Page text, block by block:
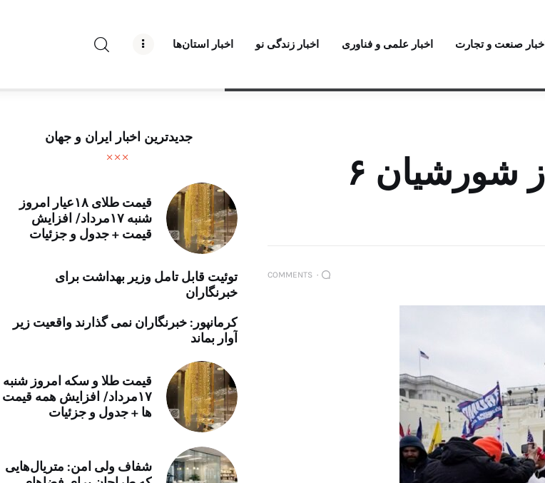
اخبار صنعت و تجارت اخبار علمی و فناوری اخبار زندگی نو اخبار استان‌ها
درباره راه‌ نو نیوز
تبلیغات راه نو نیوز
آوین دیلی
خرید موتور ایمپلنت
رد عفو ترامپ از سوی یکی از شورشیان ۶
۰ COMMENTS
جدیدترین اخبار ایران و جهان
قیمت طلای ۱۸عیار امروز
شنبه ۱۷مرداد/ افزایش
قیمت + جدول و جزئیات
توئیت قابل تامل وزیر بهداشت برای
خبرنگاران
کرمانپور: خبرنگاران نمی گذارند واقعیت زیر
آوار بماند
قیمت طلا و سکه امروز شنبه
۱۷مرداد/ افزایش همه قیمت
ها + جدول و جزئیات
شفاف ولی امن: متریال‌هایی